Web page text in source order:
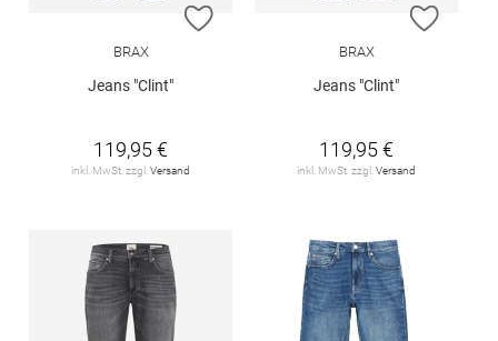
ZUR WUNSCHLISTE HINZUFÜGEN
BRAX
Jeans "Clint"
119,95 €
inkl. MwSt. zzgl. Versand
ZUR
BRAX
Jeans "Clint"
119,95 €
inkl. MwSt. zzgl. Versand